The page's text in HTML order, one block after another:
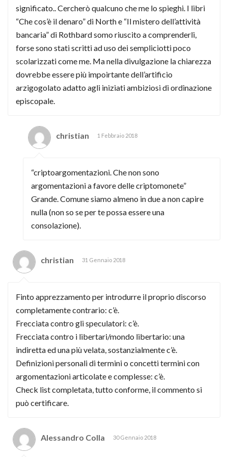
significato.. Cercherò qualcuno che me lo spieghi. I libri
“Che cos’è il denaro” di North e “Il mistero dell’attività
bancaria” di Rothbard somo riuscito a comprenderli,
forse sono stati scritti ad uso dei sempliciotti poco
scolarizzati come me. Ma nella divulgazione la chiarezza
dovrebbe essere più impoirtante dell’artificio
arzigogolato adatto agli iniziati ambiziosi di ordinazione
episcopale.
christian 1 Febbraio 2018
“criptoargomentazioni. Che non sono
argomentazioni a favore delle criptomonete”
Grande. Comune siamo almeno in due a non capire
nulla (non so se per te possa essere una
consolazione).
christian 31 Gennaio 2018
Finto apprezzamento per introdurre il proprio discorso
completamente contrario: c’è.
Frecciata contro gli speculatori: c’è.
Frecciata contro i libertari/mondo libertario: una
indiretta ed una più velata, sostanzialmente c’è.
Definizioni personali di termini o concetti termini con
argomentazioni articolate e complesse: c’è.
Check list completata, tutto conforme, il commento si
può certificare.
Alessandro Colla 30 Gennaio 2018